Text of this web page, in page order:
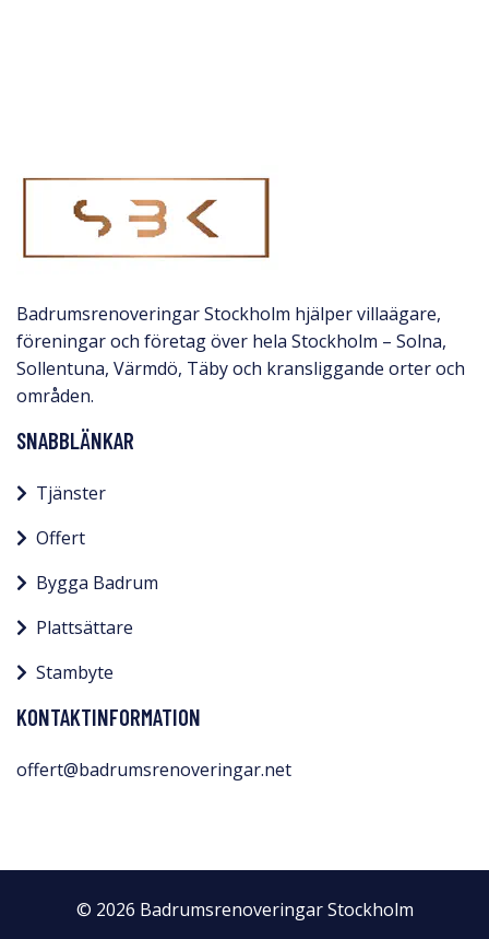
Badrumsrenoveringar Stockholm hjälper villaägare,
föreningar och företag över hela Stockholm – Solna,
Sollentuna, Värmdö, Täby och kransliggande orter och
områden.
SNABBLÄNKAR
Tjänster
Offert
Bygga Badrum
Plattsättare
Stambyte
KONTAKTINFORMATION
offert@badrumsrenoveringar.net
© 2026 Badrumsrenoveringar Stockholm